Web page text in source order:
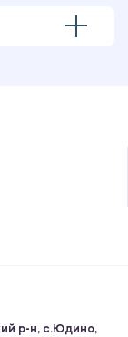
р-н, с.Юдино,